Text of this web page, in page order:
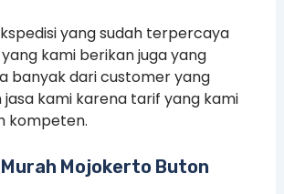
yang sudah terpercaya
kami berikan juga yang
banyak dari customer yang
kami karena tarif yang kami
kompeten.
Mojokerto Buton